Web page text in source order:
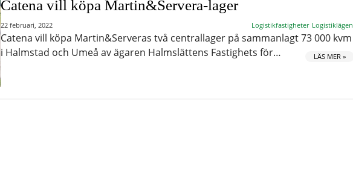
Catena vill köpa Martin&Servera-lager
22 februari, 2022 Logistikfastigheter Logistiklägen
Catena vill köpa Martin&Serveras två centrallager på sammanlagt 73 000 kvm
i Halmstad och Umeå av ägaren Halmslättens Fastighets för…
LÄS MER »